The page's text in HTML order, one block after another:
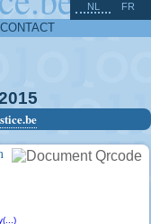
CONTACT
NL FR^